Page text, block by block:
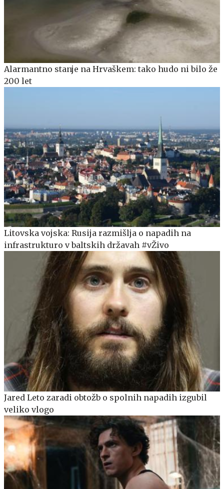
Alarmantno stanje na Hrvaškem: tako hudo ni bilo že
200 let
Litovska vojska: Rusija razmišlja o napadih na
infrastrukturo v baltskih državah #vŽivo
Jared Leto zaradi obtožb o spolnih napadih izgubil
veliko vlogo